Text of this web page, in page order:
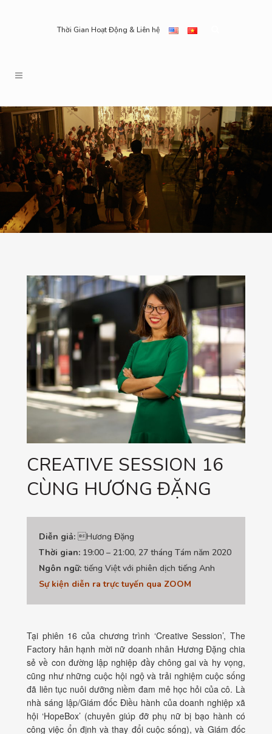
Thời Gian Hoạt Động & Liên hệ
CREATIVE SESSION 16
CÙNG HƯƠNG ĐẶNG
Diễn giả: Hương Đặng
Thời gian: 19:00 – 21:00, 27 tháng Tám năm 2020
Ngôn ngữ: tiếng Việt với phiên dịch tiếng Anh
Sự kiện diễn ra trực tuyến qua ZOOM
Tại phiên 16 của chương trình ‘Creative Session’, The
Factory hân hạnh mời nữ doanh nhân Hương Đặng chia
sẻ về con đường lập nghiệp đầy chông gai và hy vọng,
cũng như những cuộc hội ngộ và trải nghiệm cuộc sống
đã liên tục nuôi dưỡng niềm đam mê học hỏi của cô. Là
nhà sáng lập/Giám đốc Điều hành của doanh nghiệp xã
hội ‘HopeBox’ (chuyên giúp đỡ phụ nữ bị bạo hành có
công việc ổn định và thay đổi cuộc sống), và Giám đốc